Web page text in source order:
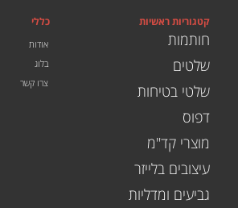
קטגוריות ראשיות
חותמות
שלטים
שלטי בטיחות
דפוס
מוצרי קד"מ
עיצובים בלייזר
גביעים ומדליות
כללי
אודות
בלוג
צרו קשר